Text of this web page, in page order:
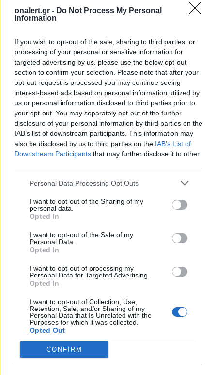
onalert.gr - Do Not Process My Personal
Information
If you wish to opt-out of the sale, sharing to third parties, or
processing of your personal or sensitive information for
targeted advertising by us, please use the below opt-out
section to confirm your selection. Please note that after your
opt-out request is processed you may continue seeing
interest-based ads based on personal information utilized by
us or personal information disclosed to third parties prior to
your opt-out. You may separately opt-out of the further
disclosure of your personal information by third parties on the
IAB’s list of downstream participants. This information may
also be disclosed by us to third parties on the IAB’s List of
Downstream Participants that may further disclose it to other
Personal Data Processing Opt Outs
I want to opt-out of the Sharing of my
personal data.
Opted In
I want to opt-out of the Sale of my
Personal Data.
Opted In
I want to opt-out of processing my
Personal Data for Targeted Advertising.
Opted In
I want to opt-out of Collection, Use,
Retention, Sale, and/or Sharing of my
Personal Data that Is Unrelated with the
Purposes for which it was collected.
Opted Out
CONFIRM
διεθνής κοινότητα ήθελε με κάθε τρόπο...
5 ΙΑΝ. 2020, 20:25
Σουλεϊμανί η Χάιφα και στρατιωτικές
εγκαταστάσεις του Ισραήλ
Φρουρών της Επανάστασης, μεταδόθηκαν δε
από την κρατική τηλεόραση του Ιράν.